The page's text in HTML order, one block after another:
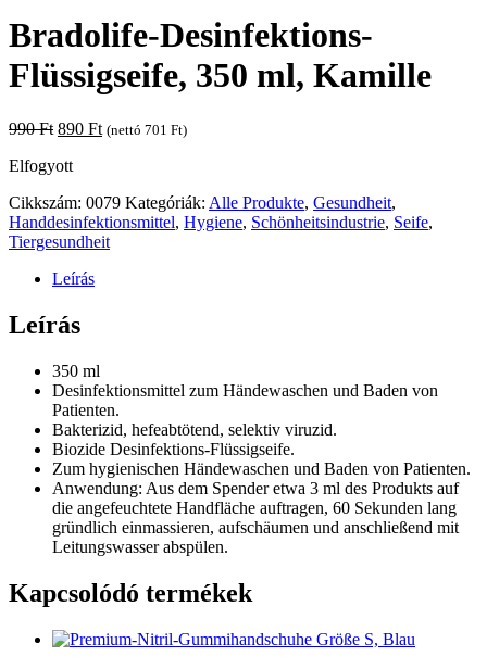
Bradolife-Desinfektions-
Flüssigseife, 350 ml, Kamille
990Ft Original
was:
890 FtCurrent
(nettó 701 Ft)
Elfogyott
Cikkszám: 0079 Kategóriák: Alle Produkte, Gesundheit,
Handdesinfektionsmittel, Hygiene, Schönheitsindustrie, Seife,
Tiergesundheit
Leírás
Leírás
350 ml
Desinfektionsmittel zum Händewaschen und Baden von
Patienten.
Bakterizid, hefeabtötend, selektiv viruzid.
Biozide Desinfektions-Flüssigseife.
Zum hygienischen Händewaschen und Baden von Patienten.
Anwendung: Aus dem Spender etwa 3 ml des Produkts auf
die angefeuchtete Handfläche auftragen, 60 Sekunden lang
gründlich einmassieren, aufschäumen und anschließend mit
Leitungswasser abspülen.
Kapcsolódó termékek